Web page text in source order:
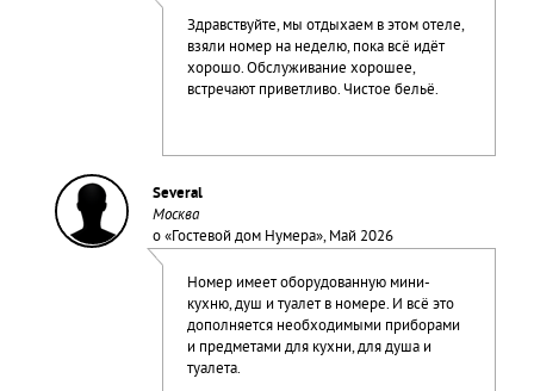
Здравствуйте, мы отдыхаем в этом отеле,
взяли номер на неделю, пока всё идёт
хорошо. Обслуживание хорошее,
встречают приветливо. Чистое бельё.
Several
Москва
о «Гостевой дом Нумера», Май 2026
Номер имеет оборудованную мини-
кухню, душ и туалет в номере. И всё это
дополняется необходимыми приборами
и предметами для кухни, для душа и
туалета.